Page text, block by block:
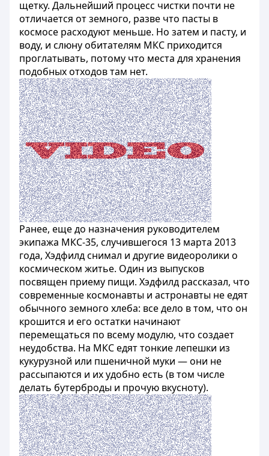
щетку. Дальнейший процесс чистки почти не
отличается от земного, разве что пасты в
космосе расходуют меньше. Но затем и пасту, и
воду, и слюну обитателям МКС приходится
проглатывать, потому что места для хранения
подобных отходов там нет.
Ранее, еще до назначения руководителем
экипажа МКС-35, случившегося 13 марта 2013
года, Хэдфилд снимал и другие видеоролики о
космическом житье. Один из выпусков
посвящен приему пищи. Хэдфилд рассказал, что
современные космонавты и астронавты не едят
обычного земного хлеба: все дело в том, что он
крошится и его остатки начинают
перемещаться по всему модулю, что создает
неудобства. На МКС едят тонкие лепешки из
кукурузной или пшеничной муки — они не
рассыпаются и их удобно есть (в том числе
делать бутерброды и прочую вкусноту).